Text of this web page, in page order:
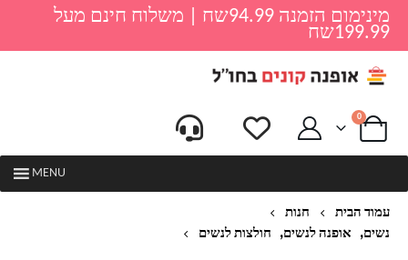
מינימום הזמנה 94.99שח | משלוח חינם מעל
199.99שח
0
MENU
עמוד הבית
חנות
נשים, אופנה לנשים, חולצות לנשים